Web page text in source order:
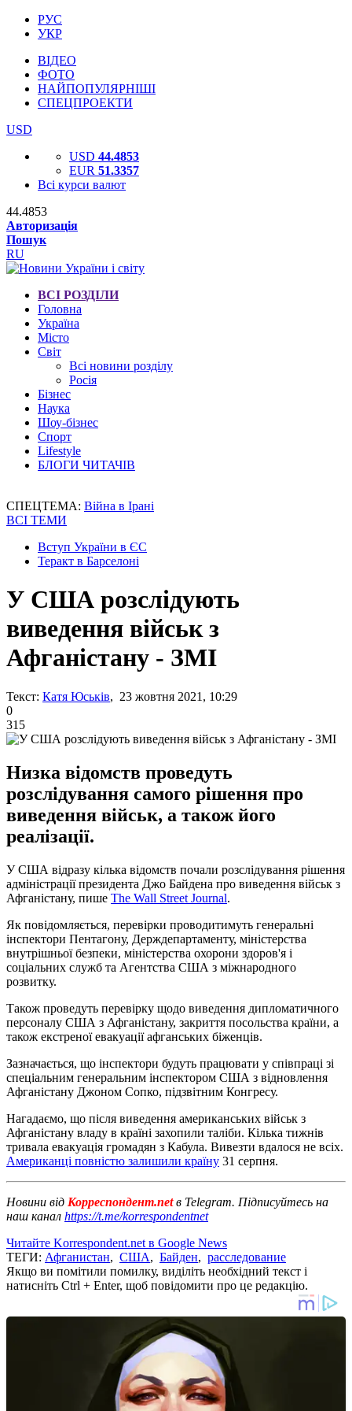
РУС
УКР
ВІДЕО
ФОТО
НАЙПОПУЛЯРНІШІ
СПЕЦПРОЕКТИ
USD
USD 44.4853
EUR 51.3357
Всі курси валют
44.4853
Авторизація
Пошук
RU
ВСІ РОЗДІЛИ
Головна
Україна
Місто
Світ
Всі новини розділу
Росія
Бізнес
Наука
Шоу-бізнес
Спорт
Lifestyle
БЛОГИ ЧИТАЧІВ
СПЕЦТЕМА: Війна в Ірані
ВСІ ТЕМИ
Вступ України в ЄС
Теракт в Барселоні
У США розслідують
виведення військ з
Афганістану - ЗМІ
Текст: Катя Юськів, 23 жовтня 2021, 10:29
0
315
Низка відомств проведуть
розслідування самого рішення про
виведення військ, а також його
реалізації.
У США відразу кілька відомств почали розслідування рішення
адміністрації президента Джо Байдена про виведення військ з
Афганістану, пише The Wall Street Journal.
Як повідомляється, перевірки проводитимуть генеральні
інспектори Пентагону, Держдепартаменту, міністерства
внутрішньої безпеки, міністерства охорони здоров'я і
соціальних служб та Агентства США з міжнародного
розвитку.
Також проведуть перевірку щодо виведення дипломатичного
персоналу США з Афганістану, закриття посольства країни, а
також екстреної евакуації афганських біженців.
Зазначається, що інспектори будуть працювати у співпраці зі
спеціальним генеральним інспектором США з відновлення
Афганістану Джоном Сопко, підзвітним Конгресу.
Нагадаємо, що після виведення американських військ з
Афганістану владу в країні захопили таліби. Кілька тижнів
тривала евакуація громадян з Кабула. Вивезти вдалося не всіх.
Американці повністю залишили країну 31 серпня.
Новини від Корреспондент.netв Telegram. Підписуйтесь на
наш канал https://t.me/korrespondentnet
Читайте Korrespondent.net в Google News
ТЕГИ: Афганистан, США, Байден, расследование
Якщо ви помітили помилку, виділіть необхідний текст і
натисніть Ctrl + Enter, щоб повідомити про це редакцію.